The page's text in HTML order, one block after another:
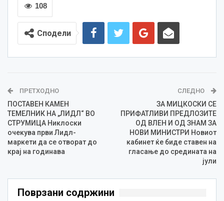
108
Сподели
ПРЕТХОДНО
ПОСТАВЕН КАМЕН
ТЕМЕЛНИК НА „ЛИДЛ“ ВО
СТРУМИЦА Никлоски
очекува први Лидл-
маркети да се отворат до
крај на годинава
СЛЕДНО
ЗА МИЦКОСКИ СЕ
ПРИФАТЛИВИ ПРЕДЛОЗИТЕ
ОД ВЛЕН И ОД ЗНАМ ЗА
НОВИ МИНИСТРИ Новиот
кабинет ќе биде ставен на
гласање до средината на
јули
Поврзани содржини